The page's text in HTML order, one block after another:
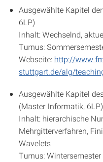
Ausgewählte Kapitel
6LP)
Inhalt: Wechselnd,
Turnus:
Webseite: http://
stuttgart.de/alg/
Ausgewählte Kapitel
(Master Informatik, 6LP)
Inhalt: hierarchische
Mehrgitterverfahren,
Wavelets
Turnus: